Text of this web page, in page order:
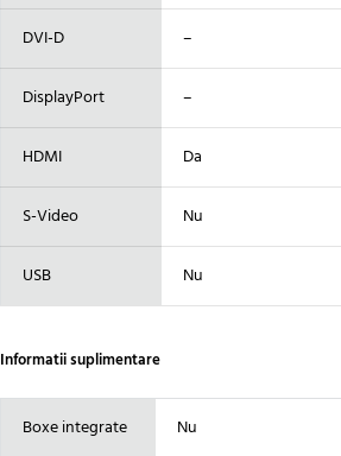
DVI-D –
DisplayPort –
HDMI Da
S-Video Nu
USB Nu
Informatii suplimentare
Boxe integrate Nu